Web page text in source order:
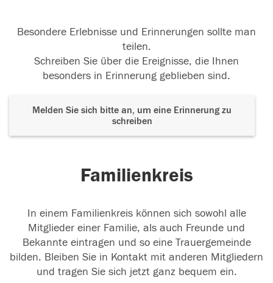
Besondere Erlebnisse und Erinnerungen sollte man
teilen.
Schreiben Sie über die Ereignisse, die Ihnen
besonders in Erinnerung geblieben sind.
Melden Sie sich bitte an, um eine Erinnerung zu
schreiben
Familienkreis
In einem Familienkreis können sich sowohl alle
Mitglieder einer Familie, als auch Freunde und
Bekannte eintragen und so eine Trauergemeinde
bilden. Bleiben Sie in Kontakt mit anderen Mitgliedern
und tragen Sie sich jetzt ganz bequem ein.